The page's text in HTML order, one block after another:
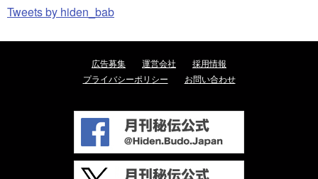
Tweets by hiden_bab
広告募集 運営会社
採用情報
プライバシーポリシー
お問い合わせ